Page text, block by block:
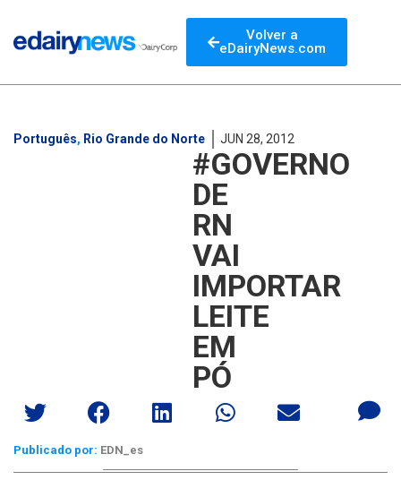
Volver a
eDairyNews.com
Português, Rio Grande do Norte JUN 28, 2012
#GOVERNO
DE
RN
VAI
IMPORTAR
LEITE
EM
PÓ
Publicado por: EDN_es